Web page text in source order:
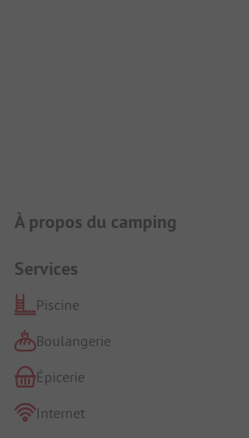
Présentation du camping
À propos du camping
Services
Piscine
Boulangerie
Épicerie
Internet